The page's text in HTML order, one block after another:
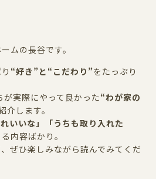
ムの長谷です。
“好き ”と “ こだわり ”をたっぷり
実際にやって良かった“わが家の
介します。
れいいな」「うちも取り入れた
内容ばかり。
ぜひ楽しみながら読んでみてくだ